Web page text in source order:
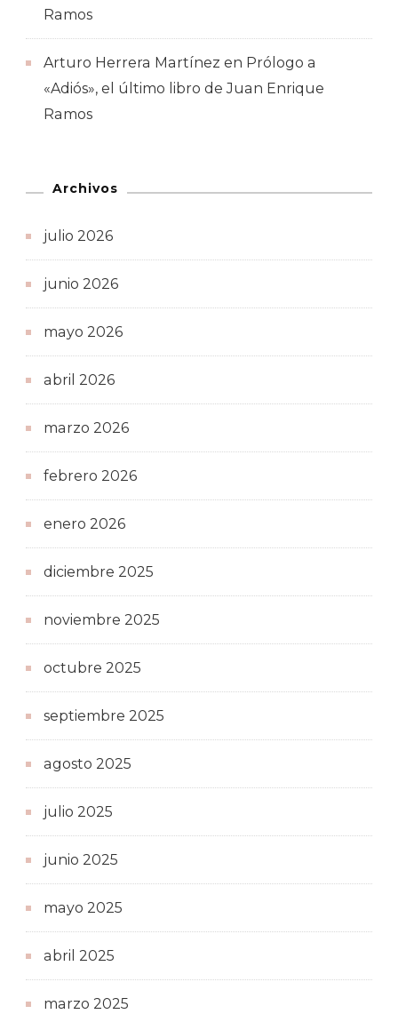
Ramos
Arturo Herrera Martínez en Prólogo a
«Adiós», el último libro de Juan Enrique
Ramos
Archivos
julio 2026
junio 2026
mayo 2026
abril 2026
marzo 2026
febrero 2026
enero 2026
diciembre 2025
noviembre 2025
octubre 2025
septiembre 2025
agosto 2025
julio 2025
junio 2025
mayo 2025
abril 2025
marzo 2025